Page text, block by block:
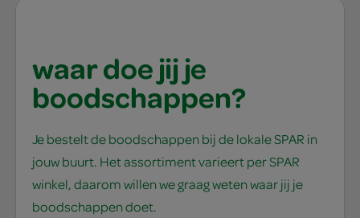
waar doe jij je
boodschappen?
Je bestelt de boodschappen bij de lokale SPAR in
jouw buurt. Het assortiment varieert per SPAR
winkel, daarom willen we graag weten waar jij je
boodschappen doet.